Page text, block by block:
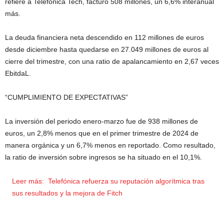
más.
La deuda financiera neta descendido en 112 millones de euros
desde diciembre hasta quedarse en 27.049 millones de euros al
cierre del trimestre, con una ratio de apalancamiento en 2,67 veces
EbitdaL.
“CUMPLIMIENTO DE EXPECTATIVAS”
La inversión del periodo enero-marzo fue de 938 millones de
euros, un 2,8% menos que en el primer trimestre de 2024 de
manera orgánica y un 6,7% menos en reportado. Como resultado,
la ratio de inversión sobre ingresos se ha situado en el 10,1%.
Leer más: Telefónica refuerza su reputación algorítmica tras
sus resultados y la mejora de Fitch